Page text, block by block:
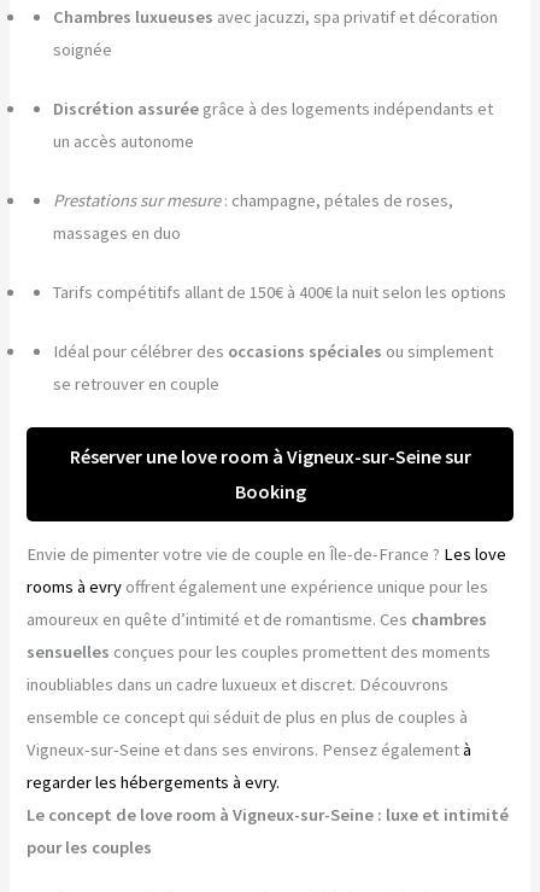
Chambres luxueuses avec jacuzzi, spa privatif et décoration
soignée
Discrétion assurée grâce à des logements indépendants et
un accès autonome
Prestations sur mesure: champagne, pétales de roses,
massages en duo
Tarifs compétitifs allant de 150€ à 400€ la nuit selon les options
Idéal pour célébrer des occasions spéciales ou simplement
se retrouver en couple
Réserver une love room à Vigneux-sur-Seine sur
Booking
Envie de pimenter votre vie de couple en Île-de-France ? Les love
rooms à evry offrent également une expérience unique pour les
amoureux en quête d’intimité et de romantisme. Ces chambres
sensuelles conçues pour les couples promettent des moments
inoubliables dans un cadre luxueux et discret. Découvrons
ensemble ce concept qui séduit de plus en plus de couples à
Vigneux-sur-Seine et dans ses environs. Pensez égalementà
regarder les hébergements à evry.
Le concept de love room à Vigneux-sur-Seine : luxe et intimité
pour les couples